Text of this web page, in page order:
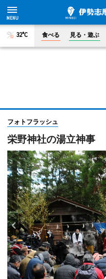
32°C 食べる 見る・遊ぶ
フォトフラッシュ
栄野神社の湯立神事